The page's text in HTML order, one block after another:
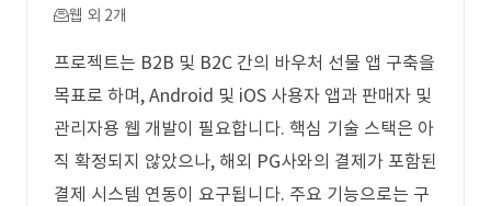
웹 외 2개
프로젝트는 B2B 및 B2C 간의 바우처 선물 앱 구축을
목표로 하며, Android 및 iOS 사용자 앱과 판매자 및
관리자용 웹 개발이 필요합니다. 핵심 기술 스택은 아
직 확정되지 않았으나, 해외 PG사와의 결제가 포함된
결제 시스템 연동이 요구됩니다. 주요 기능으로는 구